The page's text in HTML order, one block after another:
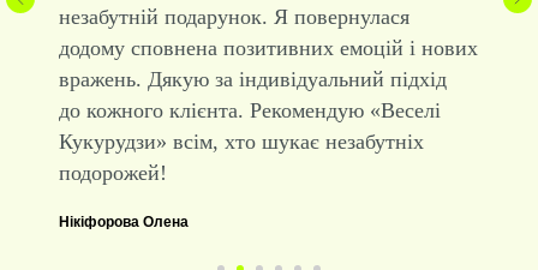
етнопарк, рафтинг — кожна екскурсія
запам’яталася на все життя. З
«кукурузками» подорожі - це завжди весело
і комфортно! Вже плануємо наступну
пригоду в Карпати. Рекомендую всім!
Марія Смаровоз